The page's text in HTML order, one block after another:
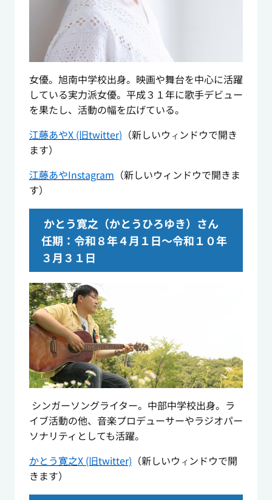
女優。旭南中学校出身。映画や舞台を中心に活躍
している実力派女優。平成３１年に歌手デビュー
を果たし、活動の幅を広げている。
江藤あやX (旧twitter) （新しいウ ィ ンドウで開き
ます）
江藤あやInstagram （新しいウィンドウで開きま
す）
かとう寛之（かとうひろゆき）さん
任期：令和８年４月１日～令和１０年
３月３１日
シンガーソングライター。中部中学校出身。ラ
イブ活動の他、音楽プロデューサーやラジオパー
ソナリティとしても活躍。
かとう寛之X (旧twitter) （新しいウ ィ ンドウで開
きます）